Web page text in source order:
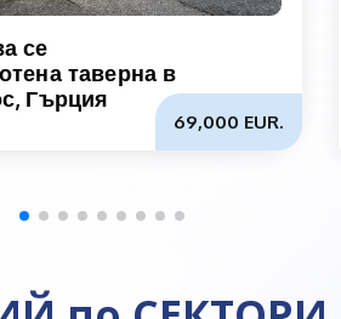
се
таверна в
Гърция
69,000 EUR.